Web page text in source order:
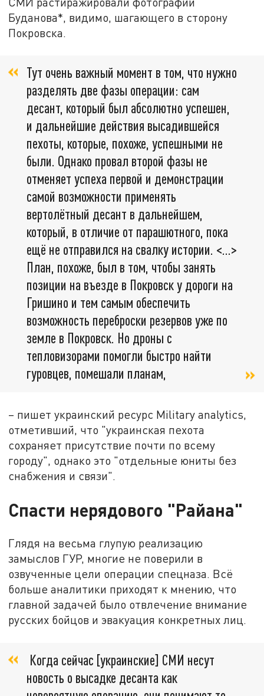
Буданова*, видимо, шагающего в сторону
Покровска.
Тут очень важный момент в том, что нужно
разделять две фазы операции: сам
десант, который был абсолютно успешен,
и дальнейшие действия высадившейся
пехоты, которые, похоже, успешными не
были. Однако провал второй фазы не
отменяет успеха первой и демонстрации
самой возможности применять
вертолётный десант в дальнейшем,
который, в отличие от парашютного, пока
ещё не отправился на свалку истории. <…>
План, похоже, был в том, чтобы занять
позиции на въезде в Покровск у дороги на
Гришино и тем самым обеспечить
возможность переброски резервов уже по
земле в Покровск. Но дроны с
тепловизорами помогли быстро найти
гуровцев, помешали планам,
– пишет украинский ресурс Military analytics,
отметивший, что "украинская пехота
сохраняет присутствие почти по всему
городу", однако это "отдельные юниты без
снабжения и связи".
Спасти нерядового "Райана"
Глядя на весьма глупую реализацию
замыслов ГУР, многие не поверили в
озвученные цели операции спецназа. Всё
больше аналитики приходят к мнению, что
главной задачей было отвлечение внимание
русских бойцов и эвакуация конкретных лиц.
Когда сейчас [украинские] СМИ несут
новость о высадке десанта как